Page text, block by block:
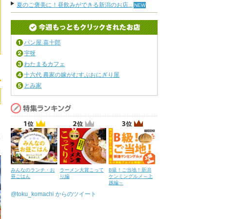
夏のご褒美に！昼飲みができる新潟のお店...
パン屋 喜十郎
宇呀
わたまるカフェ
十六代 農家の嫁がむすぶおにぎり屋
とみ家
みんなのランチ・お
昼ごはん
ラーメン大賞こって
り編
B級！ご当地！新潟
ケンミングルメ～上
越編～
@toku_komachi からのツイート